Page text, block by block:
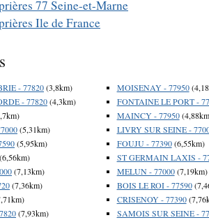
77 Seine-et-Marne
Ile de France
- 77820(3,8km)
- 77820(4,3km)
(5,31km)
(5,95km)
(6,56km)
(7,13km)
(7,36km)
(7,93km)
MOISENAY - 77950
FONTAINE LE PORT -
MAINCY - 77950
LIVRY SUR SEINE -
FOUJU - 77390(6,55km)
ST GERMAIN LAXIS -
MELUN - 77000(7,19km)
BOIS LE ROI - 77590
CRISENOY - 77390
SAMOIS SUR SEINE -